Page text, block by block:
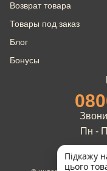
Возврат товара
Товары под заказ
Блог
Бонусы
Пн -
Підкажу
цього